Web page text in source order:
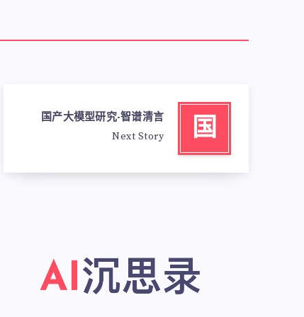
国
国产大模型研究-智谱清言
Next Story